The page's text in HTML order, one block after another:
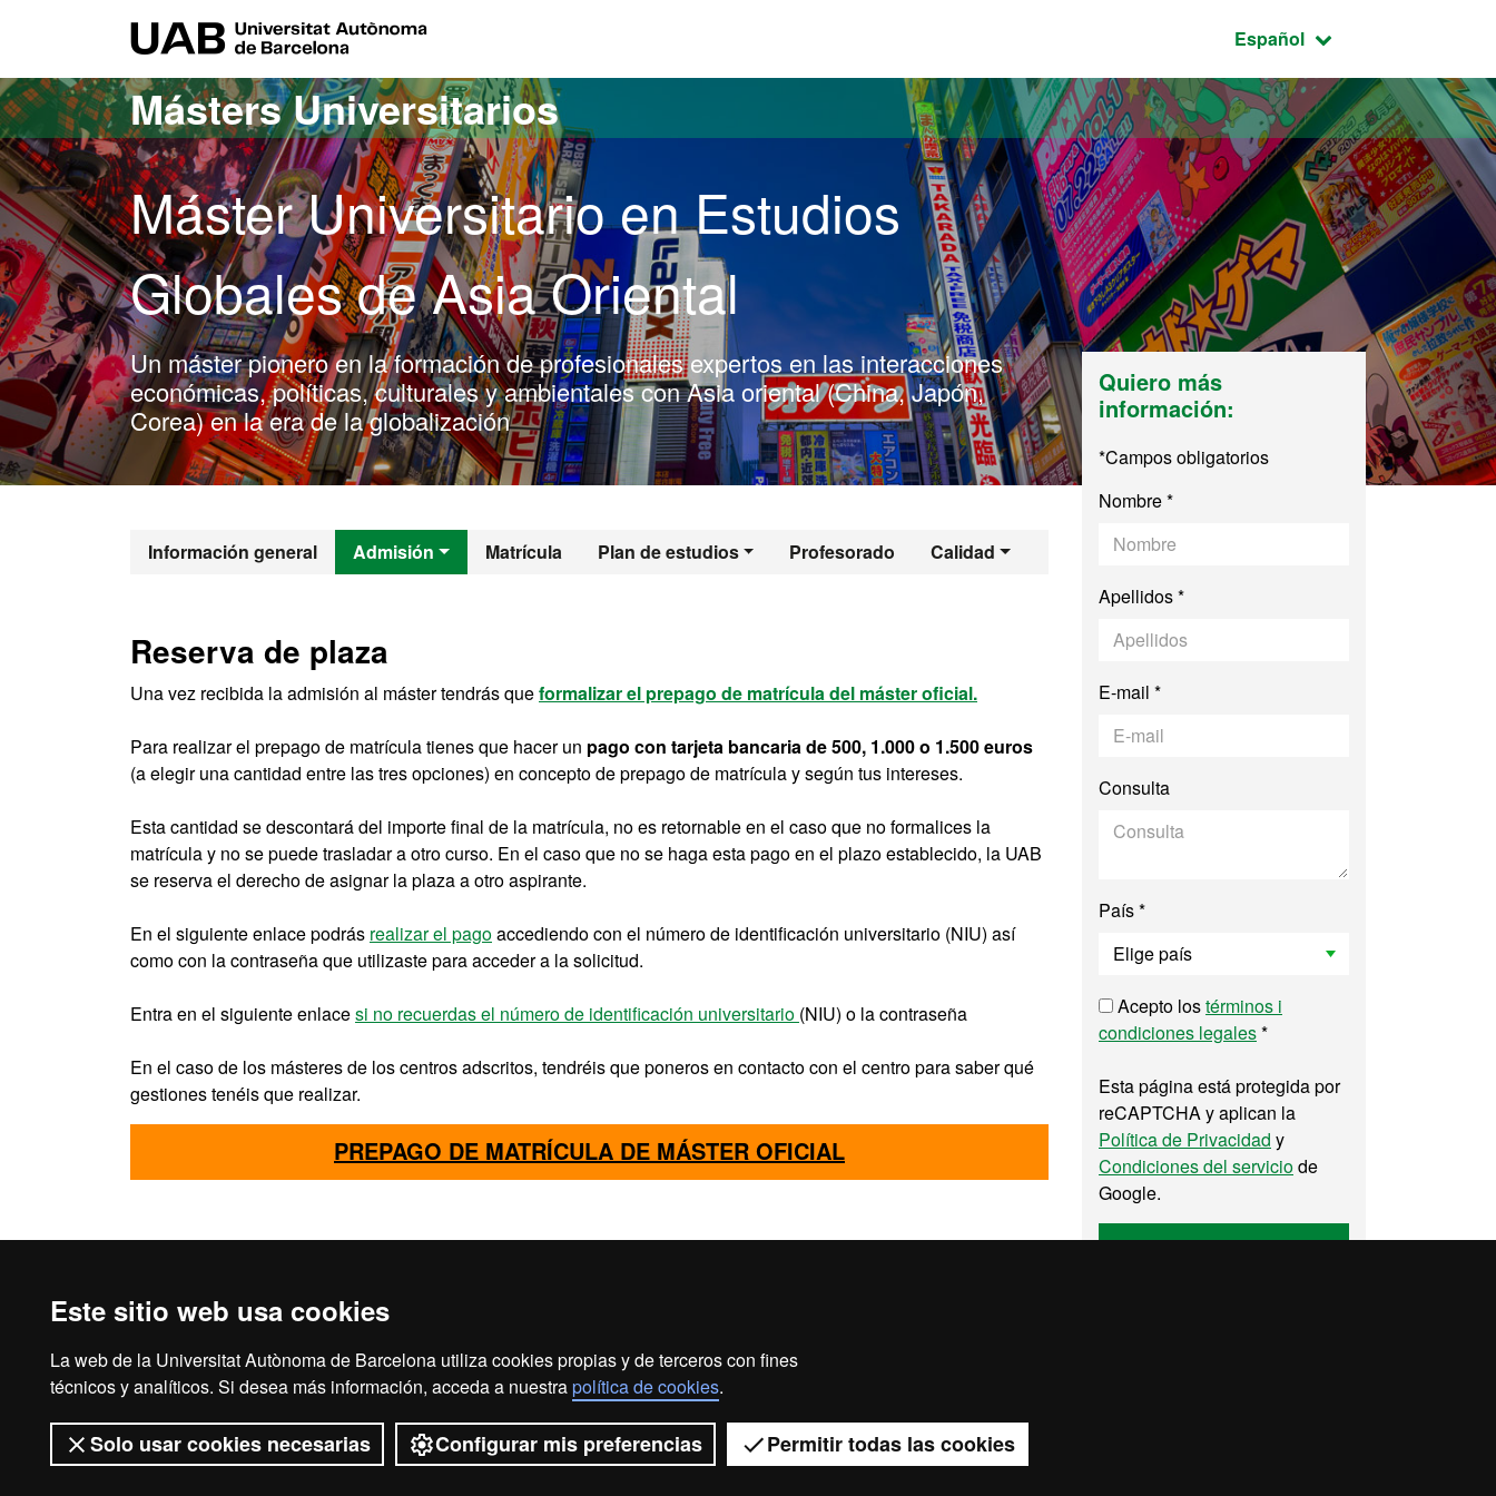
Este sitio web usa cookies
La web de la Universitat Autònoma de Barcelona utiliza cookies propias y de terceros con fines
técnicos y analíticos. Si desea más información, acceda a nuestrapolítica de cookies.
Solo usar cookies necesarias Configurar mis preferencias Permitir todas las cookies
Idioma seleccionado:
Español
Másters Universitarios
Máster Universitario en Estudios
Globales de Asia Oriental
Un máster pionero en la formación de profesionales expertos en las interacciones
económicas, políticas, culturales y ambientales con Asia oriental (China, Japón,
Corea) en la era de la globalización
Información general Admisión Matrícula Plan de estudios Profesorado Calidad
Máster Oficial - Estudios Globales de Asia Oriental
Reserva de plaza
Una vez recibida la admisión al máster tendrás queformalizar el prepago de matrícula del máster oficial.
Para realizar el prepago de matrícula tienes que hacer un pago con tarjeta bancaria de 500, 1.000 o 1.500 euros
(a elegir una cantidad entre las tres opciones) en concepto de prepago de matrícula y según tus intereses.
Esta cantidad se descontará del importe final de la matrícula, no es retornable en el caso que no formalices la
matrícula y no se puede trasladar a otro curso. En el caso que no se haga esta pago en el plazo establecido, la UAB
se reserva el derecho de asignar la plaza a otro aspirante.
En el siguiente enlace podrás realizar el pagoaccediendo con el número de identificación universitario (NIU) así
como con la contraseña que utilizaste para acceder a la solicitud.
Entra en el siguiente enlacesi no recuerdas el número de identificación universitario (NIU) o la contraseña
En el caso de los másteres de los centros adscritos, tendréis que poneros en contacto con el centro para saber qué
gestiones tenéis que realizar.
PREPAGO DE MATRÍCULA DE MÁSTER OFICIAL
Quiero más
información:
*Campos obligatorios
Nombre *
Apellidos *
E-mail *
Consulta
País *
Acepto lostérminos i
condiciones legales*
Esta página está protegida por
reCAPTCHA y aplican la
Política de Privacidad y
Condiciones del serviciode
Google.
Enviar
Aviso legal Protección de datos Sobre el web Accesibilidad web
2026 Universitat Autònoma de Barcelona